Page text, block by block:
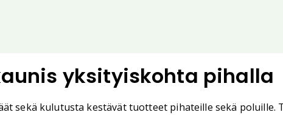
yksityiskohta pihalla
sekä kulutusta kestävät tuotteet pihateille sekä poluille.